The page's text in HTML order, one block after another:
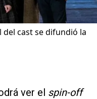
cast se difundió la
ver el spin-off